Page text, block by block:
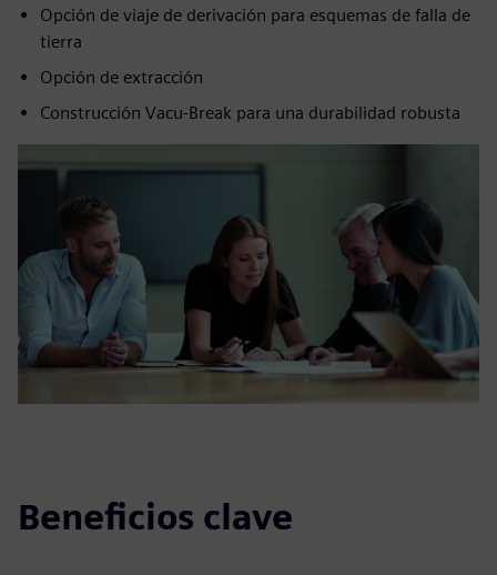
Opción de viaje de derivación para esquemas de falla de
tierra
Opción de extracción
Construcción Vacu‑Break para una durabilidad robusta
Beneficios clave